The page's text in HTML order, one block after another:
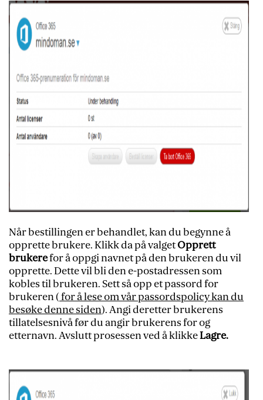
Når bestillingen er behandlet, kan du begynne å
opprette brukere. Klikk da på valgetOpprett
brukerefor å oppgi navnet på den brukeren du vil
opprette. Dette vil bli den e-postadressen som
kobles til brukeren. Sett så opp et passord for
brukeren (for å lese om vår passordspolicy kan du
besøke denne siden). Angi deretter brukerens
tillatelsesnivå før du angir brukerens for og
etternavn. Avslutt prosessen ved å klikkeLagre.